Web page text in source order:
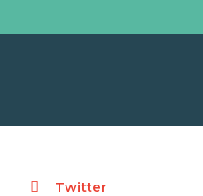
Twitter